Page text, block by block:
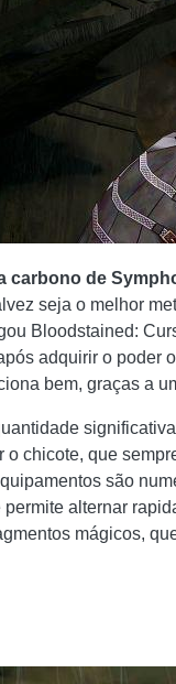
carbono de
seja o melhor
Bloodstained:
adquirir o poder
bem, graças a
o chicote, que
são
alternar
mágicos,